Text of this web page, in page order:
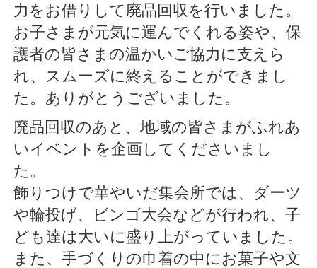
力をお借りして廃品回収を行いました。
お子さまが元気に運んでくれる姿や、保
護者の皆さまの温かいご協力に支えら
れ、スムーズに終えることができまし
た。ありがとうございました。
廃品回収のあと、地域の皆さまがふれあ
いイベントを企画してくださいまし
た。
飾りつけで華やいだ集会所では、ダーツ
や輪投げ、ビンゴ大会などが行われ、子
ども達は大いに盛り上がっていました。
また、手づくりの巾着の中にお菓子や文